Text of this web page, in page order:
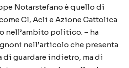
Notarstefano è quello di
Cl, Acli e Azione Cattolica
nell’ambito politico. – ha
nell’articolo che presenta
di guardare indietro, ma di